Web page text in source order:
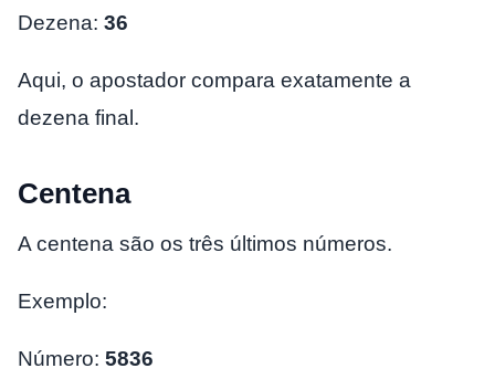
Dezena: 36
Aqui, o apostador compara exatamente a
dezena final.
Centena
A centena são os três últimos números.
Exemplo:
Número: 5836